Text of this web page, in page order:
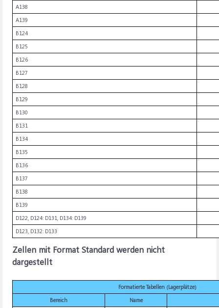
A138
A139
B124
B125
B126
B127
B128
B129
B130
B131
B134
B135
B136
B137
B138
B139
D122, D124: D131, D134: D139
D123, D132: D133
Zellen mit Format Standard werden nicht
dargestellt
Formatierte Tabellen (Lagerplätze)
Bereich
Name